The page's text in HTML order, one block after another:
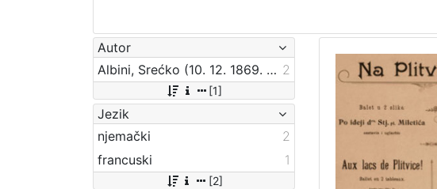
Autor
Albini, Srećko (10. 12. 1869. – 18. 04. 1933.) 2
[1]
Jezik
njemački
2
francuski
1
[2]